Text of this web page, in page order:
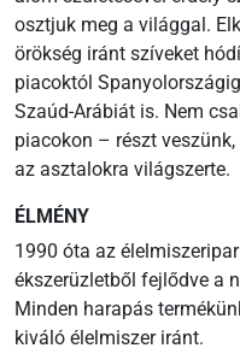
osztjuk meg a világgal.
örökség iránt szíveket
piacoktól
Szaúd-Arábiát is. Nem
piacokon – részt
az asztalokra világszerte.
ÉLMÉNY
1990 óta az
ékszerüzletből fejlődve a
Minden harapás
kiváló élelmiszer iránt.